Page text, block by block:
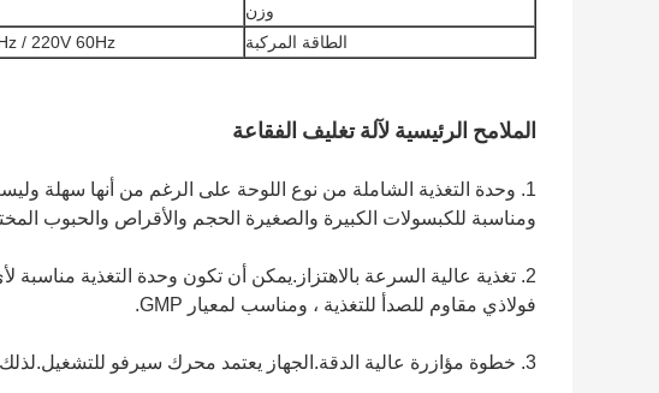
وزن
الطاقة المركبة
/ 220V 60Hz
الملامح الرئيسية لآلة تغليف الفقاعة
1. وحدة التغذية الشاملة من نوع اللوحة على الرغم من أنها سهلة
ومناسبة للكبسولات الكبيرة والصغيرة الحجم والأقراص والحبوب
2. تغذية عالية السرعة بالاهتزاز.يمكن أن تكون وحدة التغذية مناسبة
فولاذي مقاوم للصدأ للتغذية ، ومناسب لمعيار GMP.
3. خطوة مؤازرة عالية الدقة.الجهاز يعتمد محرك سيرفو للتشغيل.لذلك سيكون ضبط السرعة وتشغيلها أكثر دقة.